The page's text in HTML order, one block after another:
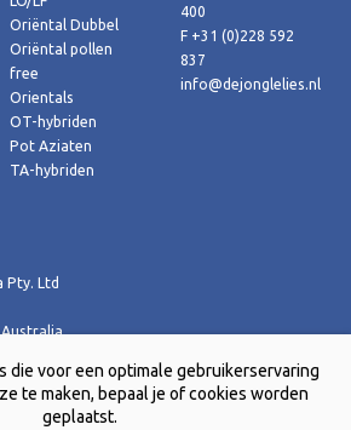
Oriëntal Dubbel
Oriëntal pollen
free
Orientals
OT-hybriden
Pot Aziaten
TA-hybriden
400
F +31 (0)228 592
837
info@dejonglelies.nl
Pty. Ltd
die voor een optimale gebruikerservaring
te maken, bepaal je of cookies worden
geplaatst.